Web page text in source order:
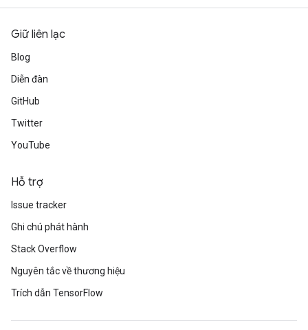
Giữ liên lạc
Blog
Diễn đàn
GitHub
Twitter
YouTube
Hỗ trợ
Issue tracker
Ghi chú phát hành
Stack Overflow
Nguyên tắc về thương hiệu
Trích dẫn TensorFlow